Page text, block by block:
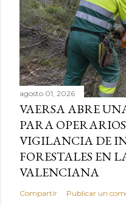
agosto 01, 2026
VAERSA ABRE
PARA
VIGILANCIA DE
FORESTALES EN
VALENCIANA
Compartir Publicar un